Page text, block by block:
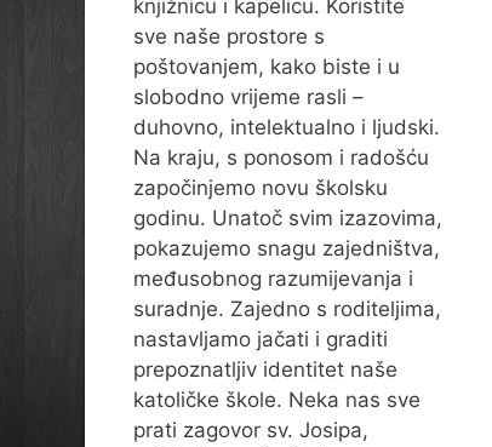
knjižnicu i kapelicu. Koristite
sve naše prostore s
poštovanjem, kako biste i u
slobodno vrijeme rasli –
duhovno, intelektualno i ljudski.
Na kraju, s ponosom i radošću
započinjemo novu školsku
godinu. Unatoč svim izazovima,
pokazujemo snagu zajedništva,
međusobnog razumijevanja i
suradnje. Zajedno s roditeljima,
nastavljamo jačati i graditi
prepoznatljiv identitet naše
katoličke škole. Neka nas sve
prati zagovor sv. Josipa,